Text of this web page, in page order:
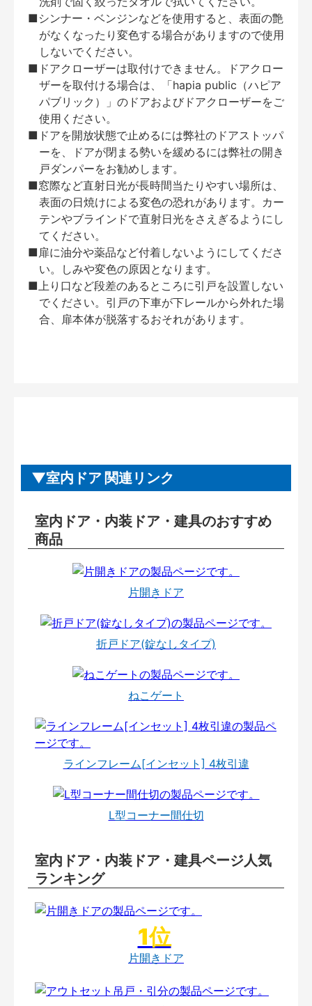
■シンナー・ベンジンなどを使用すると、表面の艶
がなくなったり変色する場合がありますので使用
しないでください。
■ドアクローザーは取付けできません。ドアクロー
ザーを取付ける場合は、「hapia public（ハピア
パブリック）」のドアおよびドアクローザーをご
使用ください。
■ドアを開放状態で止めるには弊社のドアストッパ
ーを、ドアが閉まる勢いを緩めるには弊社の開き
戸ダンパーをお勧めします。
■窓際など直射日光が長時間当たりやすい場所は、
表面の日焼けによる変色の恐れがあります。カー
テンやブラインドで直射日光をさえぎるようにし
てください。
■扉に油分や薬品など付着しないようにしてくださ
い。しみや変色の原因となります。
■上り口など段差のあるところに引戸を設置しない
でください。引戸の下車が下レールから外れた場
合、扉本体が脱落するおそれがあります。
室内ドア 関連リンク
室内ドア・内装ドア・建具のおすすめ
商品
片開きドア
折戸ドア(錠なしタイプ)
ねこゲート
ラインフレーム[インセット] 4枚引違
L型コーナー間仕切
室内ドア・内装ドア・建具ページ人気
ランキング
片開きドア